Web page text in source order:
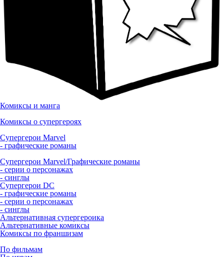
Комиксы и манга
Комиксы о супергероях
Супергерои Marvel
- графические романы
Супергерои Marvel/Графические романы
- серии о персонажах
- синглы
Супергерои DC
- графические романы
- серии о персонажах
- синглы
Альтернативная супергероика
Альтернативные комиксы
Комиксы по франшизам
По фильмам